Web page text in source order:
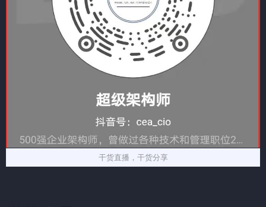
干货直播，干货分享